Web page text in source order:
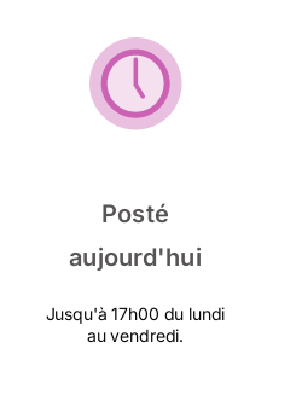
Posté
aujourd'hui
Jusqu'à 17h00 du lundi
au vendredi.